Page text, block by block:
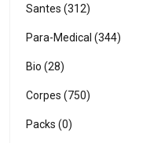
Santes (312)
Para-Medical (344)
Bio (28)
Corpes (750)
Packs (0)